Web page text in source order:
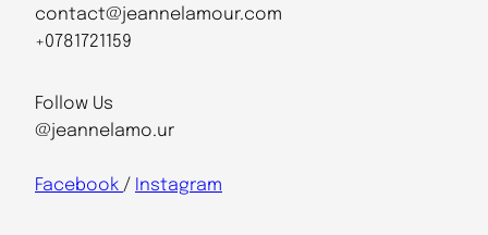
contact@jeannelamour.com
+0781721159
Follow Us
@jeannelamo.ur
Facebook / Instagram